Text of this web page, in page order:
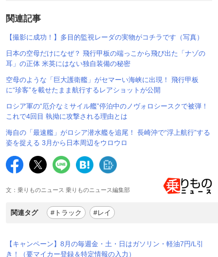
関連記事
【撮影に成功！】多目的監視レーダの実物がコチラです（写真）
日本の空母だけになぜ？ 飛行甲板の端っこから飛び出た「ナゾの
耳」の正体 米英にはない独自装備の秘密
空母のような「巨大護衛艦」がセマーい海峡に出現！ 飛行甲板
に“珍客”を載せたまま航行するレアショットが公開
ロシア軍の“厄介なミサイル艦”停泊中のノヴォロシースクで被弾！
これで4回目 執拗に攻撃される理由とは
海自の「最速艦」がロシア潜水艦を追尾！ 長崎沖で“浮上航行”する
姿を捉える 3月から日本周辺をウロウロ
文：乗りものニュース 乗りものニュース編集部
関連タグ #トラック #レイ
【キャンペーン】8月の毎週金・土・日はガソリン・軽油7円/L引
き！（要マイカー登録＆特定情報の入力）